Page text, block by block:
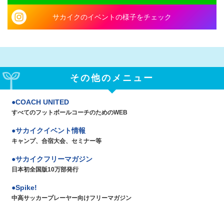
サカイクのイベントの様子をチェック
その他のメニュー
COACH UNITED
すべてのフットボールコーチのためのWEB
サカイクイベント情報
キャンプ、合宿大会、セミナー等
サカイクフリーマガジン
日本初全国版10万部発行
Spike!
中高サッカープレーヤー向けフリーマガジン